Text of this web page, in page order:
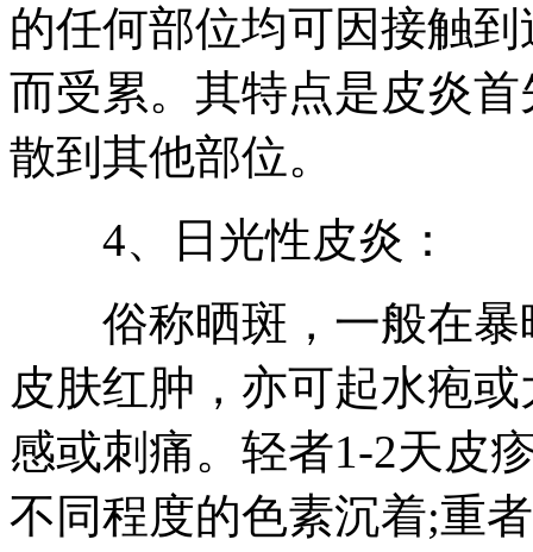
的任何部位均可因接触
而受累。其特点是皮炎
散到其他部位。
4、日光性皮炎：
俗称晒斑，一般在暴
皮肤红肿，亦可起水疱
感或刺痛。轻者1-2天皮
不同程度的色素沉着;重